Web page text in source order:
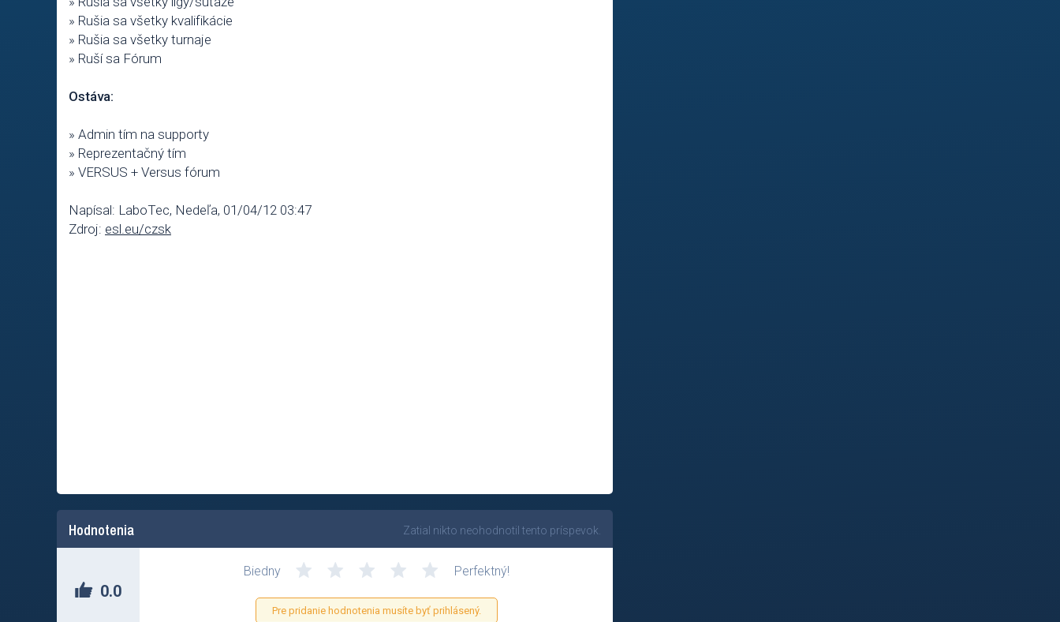
» Rušia sa všetky kvalifikácie
» Rušia sa všetky turnaje
» Ruší sa Fórum
Ostáva:
» Admin tím na supporty
» Reprezentačný tím
» VERSUS + Versus fórum
Napísal: LaboTec, Nedeľa, 01/04/12 03:47
Zdroj: esl.eu/czsk
Hodnotenia Zatial nikto neohodnotil tento príspevok.
0.0
Biedny Perfektný!
Pre pridanie hodnotenia musíte byť prihlásený.